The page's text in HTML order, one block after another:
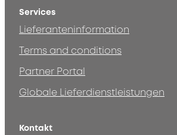
Services
Lieferanteninformation
Terms and conditions
Partner Portal
Globale Lieferdienstleistungen
Kontakt